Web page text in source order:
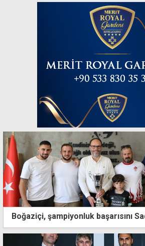
Boğaziçi, şampiyonluk başarısını